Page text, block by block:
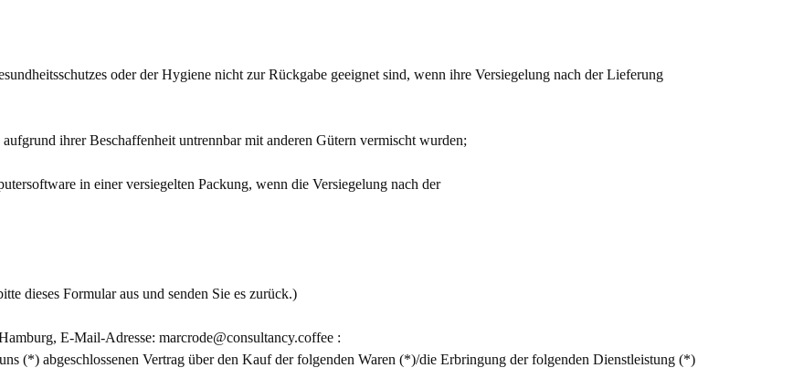
oder der Hygiene nicht zur Rückgabe geeignet sind, wenn ihre Versiegelung nach der Lieferung
ihrer Beschaffenheit untrennbar mit anderen Gütern vermischt wurden;
in einer versiegelten Packung, wenn die Versiegelung nach der
dieses Formular aus und senden Sie es zurück.)
E-Mail-Adresse: marcrode@consultancy.coffee :
(*) abgeschlossenen Vertrag über den Kauf der folgenden Waren (*)/die Erbringung der folgenden Dienstleistung (*)